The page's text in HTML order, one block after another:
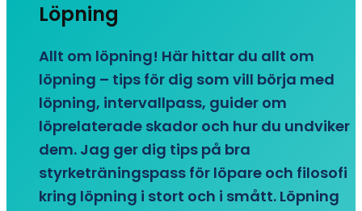
Löpning
Allt om löpning! Här hittar du allt om
löpning – tips för dig som vill börja med
löpning, intervallpass, guider om
löprelaterade skador och hur du undviker
dem. Jag ger dig tips på bra
styrketräningspass för löpare och filosofi
kring löpning i stort och i smått. Löpning